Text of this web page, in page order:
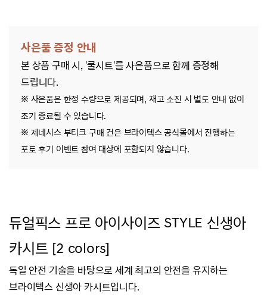
사은품 증정 안내
본 상품 구매 시, '쿨시트'를 사은품으로 함께 증정해
드립니다.
※ 사은품은 한정 수량으로 제공되며, 재고 소진 시 별도 안내 없이
조기 종료될 수 있습니다.
※ 제네시스 부티크 구매 건은 브라이텍스 공식몰에서 진행하는
포토 후기 이벤트 참여 대상에 포함되지 않습니다.
듀얼픽스 프로 아이사이즈 STYLE 신생아
카시트 [2 colors]
독일 안전 기술을 바탕으로 세계 최고의 안전을 유지하는
브라이텍스 신생아 카시트입니다.